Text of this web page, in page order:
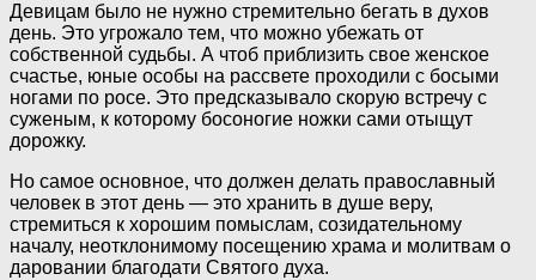
Девицам было не нужно стремительно бегать в духов
день. Это угрожало тем, что можно убежать от
собственной судьбы. А чтоб приблизить свое женское
счастье, юные особы на рассвете проходили с босыми
ногами по росе. Это предсказывало скорую встречу с
суженым, к которому босоногие ножки сами отыщут
дорожку.
Но самое основное, что должен делать православный
человек в этот день — это хранить в душе веру,
стремиться к хорошим помыслам, созидательному
началу, неотклонимому посещению храма и молитвам о
даровании благодати Святого духа.